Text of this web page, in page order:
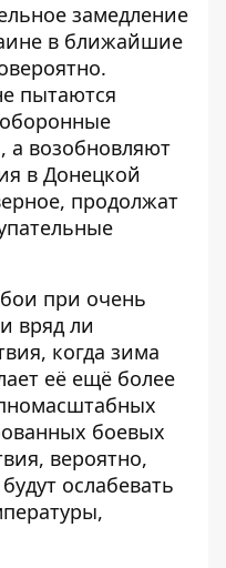
замедление
в ближайшие
пытаются
а возобновляют
в Донецкой
продолжат
при очень
вряд ли
когда зима
её ещё более
боевых
вероятно,
ослабевать